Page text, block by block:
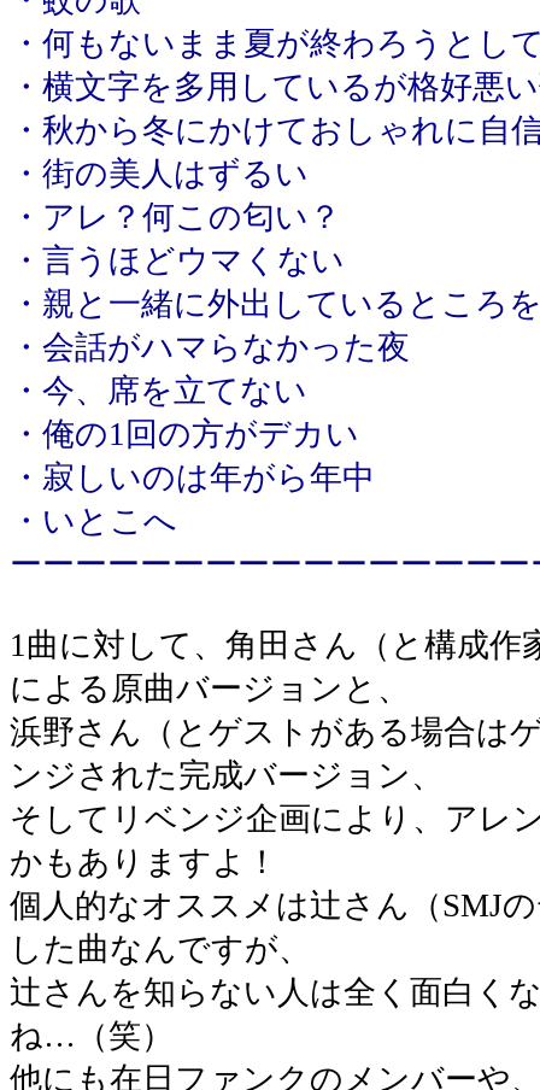
・何もないまま夏が終わろうとし
・横文字を多用しているが格好悪
・秋から冬にかけておしゃれに自
・街の美人はずるい
・アレ？何この匂い？
・言うほどウマくない
・親と一緒に外出しているところ
・会話がハマらなかった夜
・今、席を立てない
・俺の1回の方がデカい
・寂しいのは年がら年中
・いとこへ
ーーーーーーーーーーーーーーー
1曲に対して、角田さん（と構成作
による原曲バージョンと、
浜野さん（とゲストがある場合は
ンジされた完成バージョン、
そしてリベンジ企画により、アレ
かもありますよ！
個人的なオススメは辻さん（SMJ
した曲なんですが、
辻さんを知らない人は全く面白く
ね…（笑）
他にも在日ファンクのメンバーや